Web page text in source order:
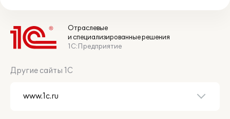
Отраслевые
и специализированные решения
1С:Предприятие
Другие сайты 1С